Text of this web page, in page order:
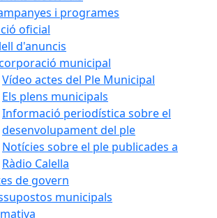
i programes
oficial
d'anuncis
municipal
Vídeo actes del Ple Municipal
Els plens municipals
Informació periodística sobre el
desenvolupament del ple
Notícies sobre el ple publicades a
Ràdio Calella
de govern
municipals